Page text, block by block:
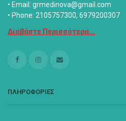
• Email: grmedinova@gmail.com
• Phone: 2105757300, 6979200307
Διαβάστε Περισσότερα...
ΠΛΗΡΟΦΟΡΙΕΣ